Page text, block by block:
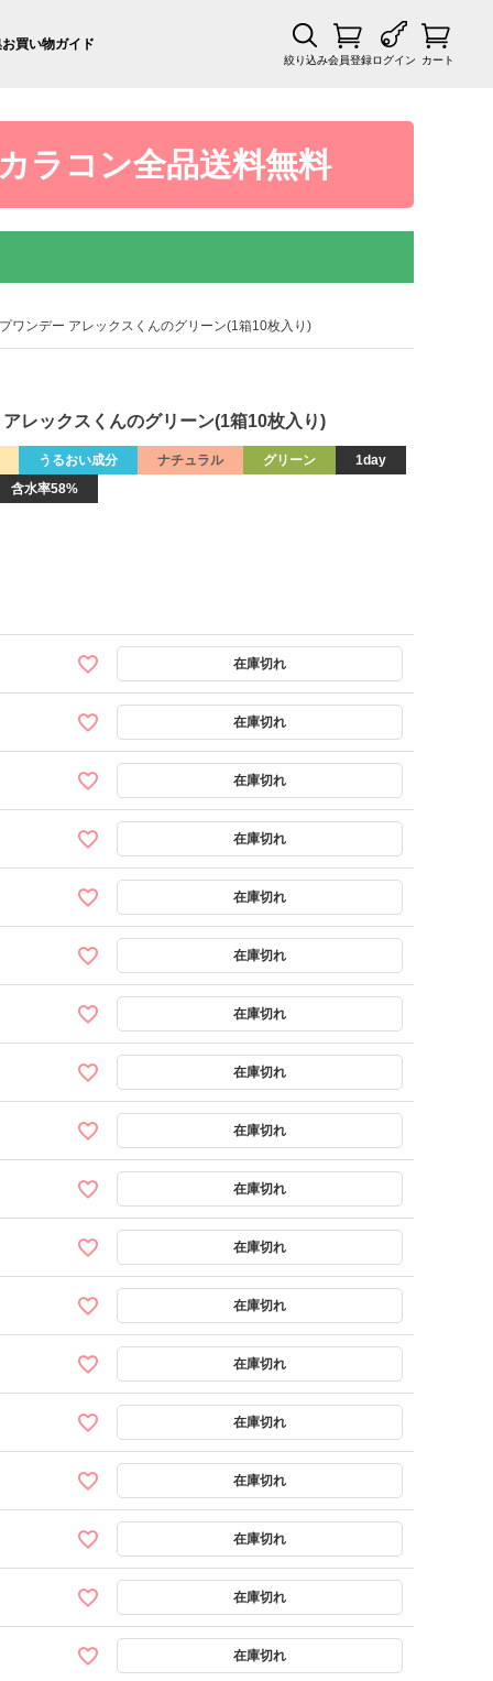
お買い物ガイド
絞り込み会員登録ログイン カート
カラコン全品送料無料
ワンデー アレックスくんのグリーン(1箱10枚入り)
レックスくんのグリーン(1箱10枚入り)
うるおい成分 ナチュラル グリーン
1day
含水率58%